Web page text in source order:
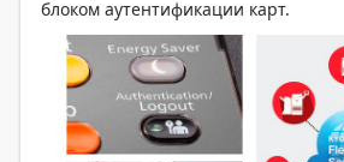
блоком аутентификации карт.